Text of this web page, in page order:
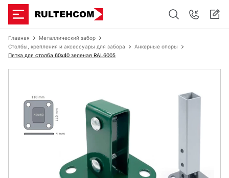
Главная
Металлический забор
Столбы, крепления и аксессуары для забора
Анкерные опоры
Пятка для столба 60x40 зеленая RAL6005